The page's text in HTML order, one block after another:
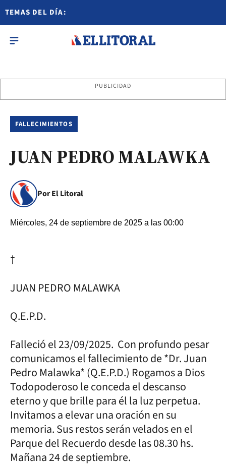
TEMAS DEL DÍA:
PUBLICIDAD
FALLECIMIENTOS
JUAN PEDRO MALAWKA
Por El Litoral
Miércoles, 24 de septiembre de 2025 a las 00:00
†
JUAN PEDRO MALAWKA
Q.E.P.D.
Falleció el 23/09/2025. Con profundo pesar
comunicamos el fallecimiento de *Dr. Juan
Pedro Malawka* (Q.E.P.D.) Rogamos a Dios
Todopoderoso le conceda el descanso
eterno y que brille para él la luz perpetua.
Invitamos a elevar una oración en su
memoria. Sus restos serán velados en el
Parque del Recuerdo desde las 08.30 hs.
Mañana 24 de septiembre.